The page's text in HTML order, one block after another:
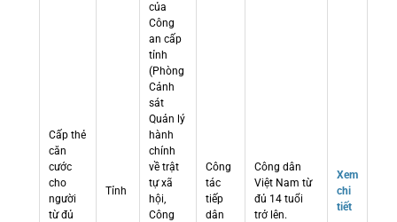
Cấp thẻ
căn
cước
cho
người
từ đủ
Tỉnh
của
Công
an cấp
tỉnh
(Phòng
Cảnh
sát
Quản lý
hành
chính
về trật
tự xã
hội,
Công
Công
tác
tiếp
dân
Công dân
Việt Nam từ
đủ 14 tuổi
trở lên.
Xem
chi
tiết